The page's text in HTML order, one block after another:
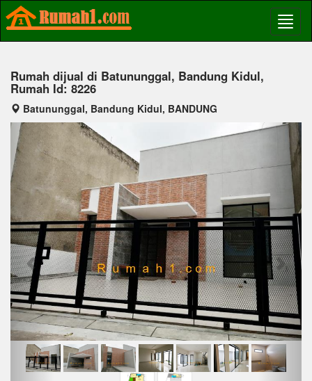
Rumah dijual di Batununggal, Bandung Kidul,
Rumah Id: 8226
Batununggal, Bandung Kidul, BANDUNG
Previous Next